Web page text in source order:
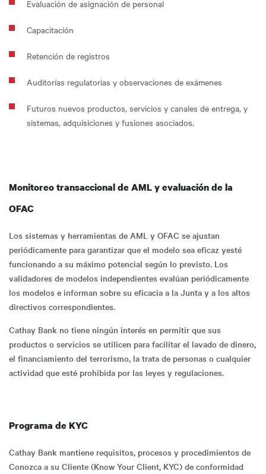
Evaluación de asignación de personal
Capacitación
Retención de registros
Auditorías regulatorias y observaciones de exámenes
Futuros nuevos productos, servicios y canales de entrega, y
sistemas, adquisiciones y fusiones asociados.
Monitoreo transaccional de AML y evaluación de la
OFAC
Los sistemas y herramientas de AML y OFAC se ajustan
periódicamente para garantizar que el modelo sea eficaz yesté
funcionando a su máximo potencial según lo previsto. Los
validadores de modelos independientes evalúan periódicamente
los modelos e informan sobre su eficacia a la Junta y a los altos
directivos correspondientes.
Cathay Bank no tiene ningún interés en permitir que sus
productos o servicios se utilicen para facilitar el lavado de dinero,
el financiamiento del terrorismo, la trata de personas o cualquier
actividad que esté prohibida por las leyes y regulaciones.
Programa de KYC
Cathay Bank mantiene requisitos, procesos y procedimientos de
Conozca a su Cliente (Know Your Client, KYC) de conformidad